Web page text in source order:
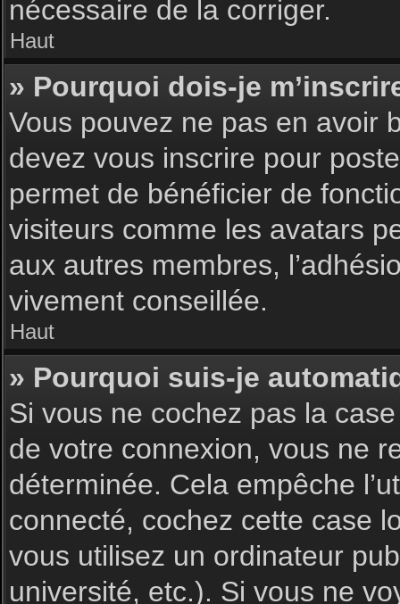
nécessaire de la corriger.
Haut
» Pourquoi dois-je
Vous pouvez ne pas en avoir
devez vous inscrire pour
permet de bénéficier de
visiteurs comme les avatars
aux autres membres,
vivement conseillée.
Haut
» Pourquoi suis-je
Si vous ne cochez pas la
de votre connexion, vous ne
déterminée. Cela empêche
connecté, cochez cette case
vous utilisez un ordinateur
université, etc.). Si vous ne